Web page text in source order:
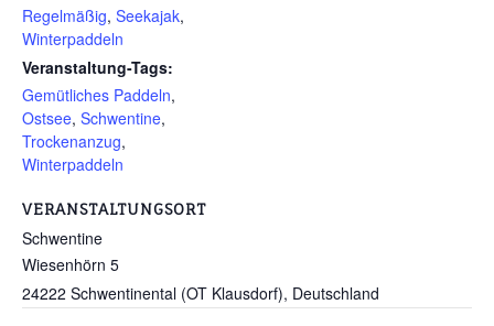
Regelmäßig, Seekajak,
Winterpaddeln
Veranstaltung-Tags:
Gemütliches Paddeln,
Ostsee, Schwentine,
Trockenanzug,
Winterpaddeln
VERANSTALTUNGSORT
Schwentine
Wiesenhörn 5
24222 Schwentinental (OT Klausdorf), Deutschland